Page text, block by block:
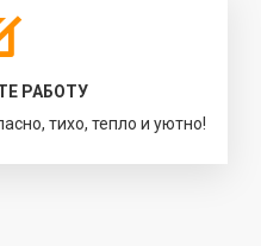
РАБОТУ
тихо, тепло и уютно!